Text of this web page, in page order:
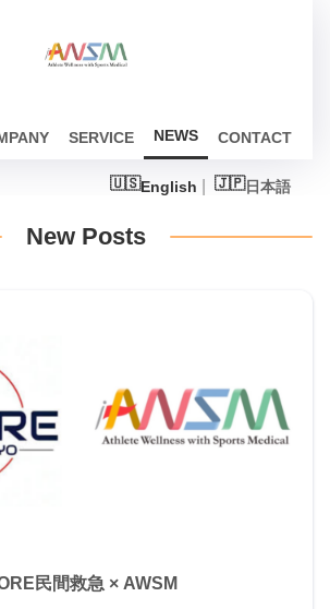
SERVICE NEWS CONTACT
English 日本語
New Posts
民間救急 × AWSM